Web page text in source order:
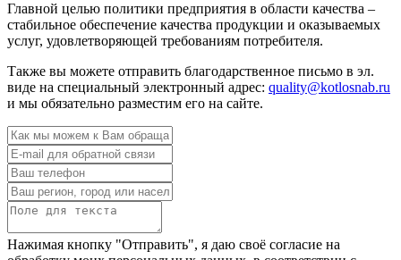
Главной целью политики предприятия в области качества –
стабильное обеспечение качества продукции и оказываемых
услуг, удовлетворяющей требованиям потребителя.
Также вы можете отправить благодарственное письмо в эл.
виде на специальный электронный адрес: quality@kotlosnab.ru
и мы обязательно разместим его на сайте.
Нажимая кнопку "Отправить", я даю своё согласие на